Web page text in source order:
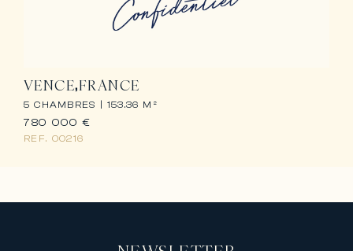
VENCE FRANCE
5 CHAMBRES | 153.36 M²
REF. 00216
780 000 €